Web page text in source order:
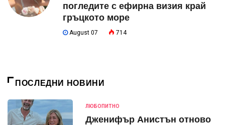
погледите с ефирна визия край
гръцкото море
August 07 714
ПОСЛЕДНИ НОВИНИ
ЛЮБОПИТНО
Дженифър Анистън отново